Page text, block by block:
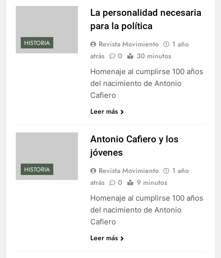
HISTORIA
La personalidad necesaria
para la política
Revista Movimiento
1 año
atrás
0 30 minutos
Homenaje al cumplirse 100 años
del nacimiento de Antonio
Cafiero
Leer más
HISTORIA
Antonio Cafiero y los
jóvenes
Revista Movimiento
1 año
atrás
0 9 minutos
Homenaje al cumplirse 100 años
del nacimiento de Antonio
Cafiero
Leer más